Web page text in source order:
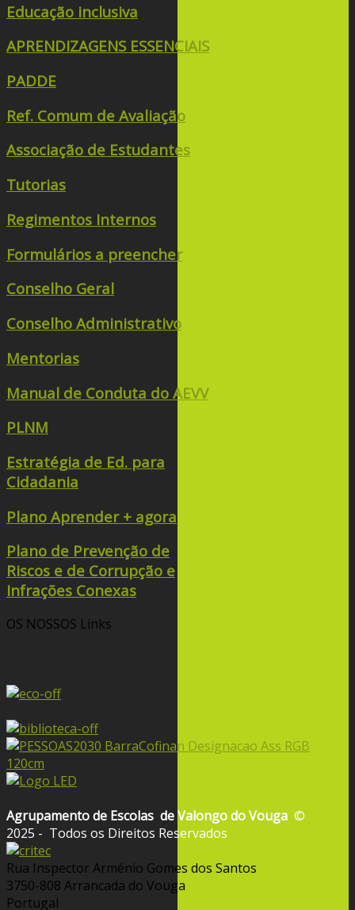
Educação inclusiva
APRENDIZAGENS ESSENCIAIS
PADDE
Ref. Comum de Avaliação
Associação de Estudantes
Tutorias
Regimentos Internos
Formulários a preencher
Conselho Geral
Conselho Administrativo
Mentorias
Manual de Conduta do AEVV
PLNM
Estratégia de Ed. para
Cidadania
Plano Aprender + agora
Plano de Prevenção de
Riscos e de Corrupção e
Infrações Conexas
OS NOSSOS Links
Agrupamento de Escolas de Valongo do Vouga ©
2025 - Todos os Direitos Reservados
Rua Inspector Arménio Gomes dos Santos
3750-808 Arrancada do Vouga
Portugal